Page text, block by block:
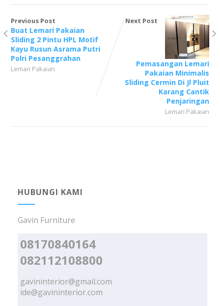
Previous Post
Buat Lemari Pakaian
Sliding 2 Pintu HPL Motif
Kayu Rusun Asrama Putri
Polri Pesanggrahan
Lemari Pakaian
Next Post
Pemasangan Lemari
Pakaian Minimalis
Sliding Cermin Di Jl Pluit
Karang Cantik
Penjaringan
Lemari Pakaian
HUBUNGI KAMI
Gavin Furniture
08170840164
082112108800
gavininterior@gmail.com
ide@gavininterior.com